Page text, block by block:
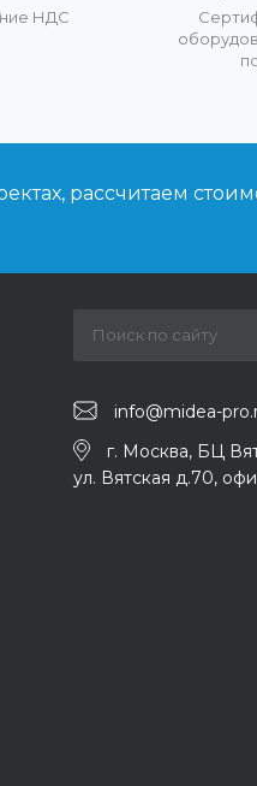
НДС
рассчитаем
info@midea-
г. Москва, БЦ
ул. Вятская д.70,